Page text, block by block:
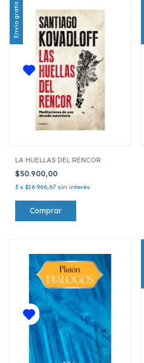
Envío gratis
LA HUELLAS DEL RENCOR
$50.900,00
3 x $16.966,67 sin interés